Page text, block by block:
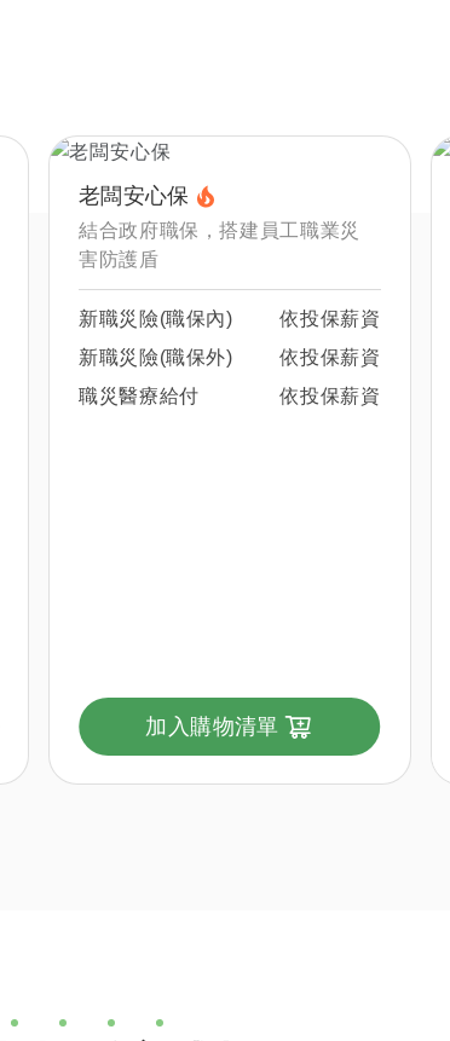
老闆安心保
結合政府職保，搭建員工職業災
害防護盾
新職災險(職保內)
依投保薪資
新職災險(職保外)
依投保薪資
職災醫療給付
依投保薪資
加入購物清單